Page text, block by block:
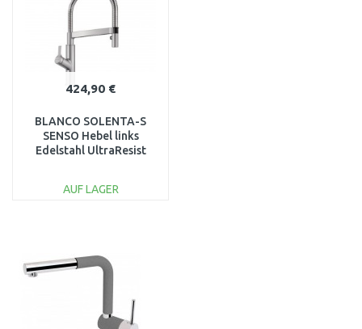
424,90 €
BLANCO SOLENTA-S
SENSO Hebel links
Edelstahl UltraResist
AUF LAGER
Vergleichen